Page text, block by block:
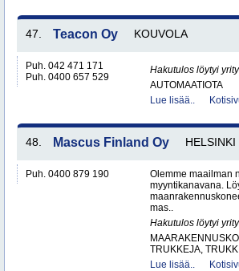
47. Teacon Oy KOUVOLA
Puh. 042 471 171
Puh. 0400 657 529
Hakutulos löytyi
AUTOMAATIOTA
Lue lisää..
48. Mascus Finland Oy HELSINKI
Puh. 0400 879 190
Olemme maailman
myyntikanavana.
mas..
Hakutulos löytyi
TRUKKEJA,
Lue lisää..